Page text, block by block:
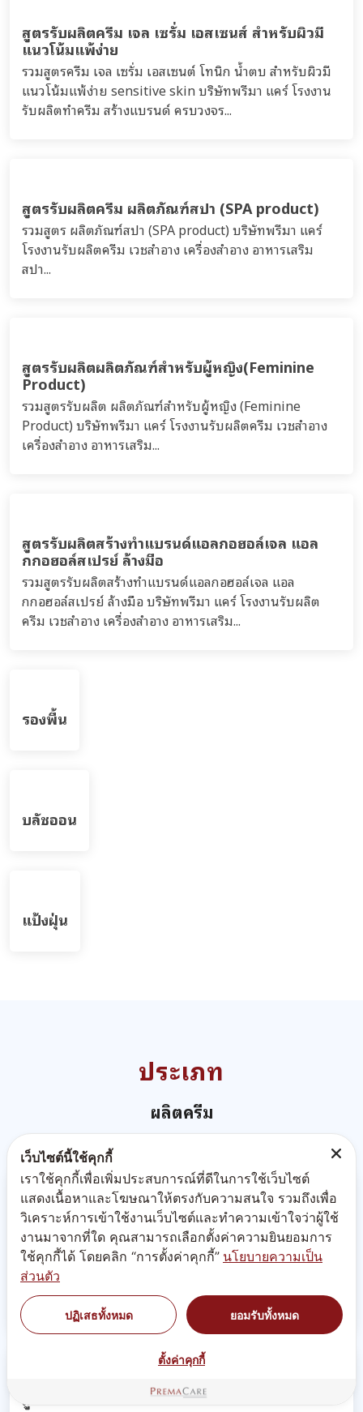
สูตรรับผลิตสบู่เหลว ทำความสะอาดผิวกาย body
soap
แคร์ โรงงานรับผลิตทำครีม สร้างแบรนด์ สำหรับแพทย์
ผิวหนัง(Dermatologist)...
สูตรรับผลิตครีม เจลบำรุงรอบดวงตา (eye care)
รวมสูตรครีม เจล เซรั่ม บำรุงรอบดวงตา บริษัทพรีมา แคร์
โรงงานรับผลิตทำครีม สร้างแบรนด์ eye care
เว็บไซต์นี้ใช้คุกกี้
เราใช้คุกกี้เพื่อเพิ่มประสบการณ์ที่ดีในการใช้เว็บไซต์
แสดงเนื้อหาและโฆษณาให้ตรงกับความสนใจ รวมถึงเพื่อ
วิเคราะห์การเข้าใช้งานเว็บไซต์และทำความเข้าใจว่าผู้ใช้
งานมาจากที่ใด คุณสามารถเลือกตั้งค่าความยินยอมการ
ใช้คุกกี้ได้ โดยคลิก “การตั้งค่าคุกกี้” นโยบายความเป็น
ส่วนตัว
ปฏิเสธทั้งหมด ยอมรับทั้งหมด
ตั้งค่าคุกกี้